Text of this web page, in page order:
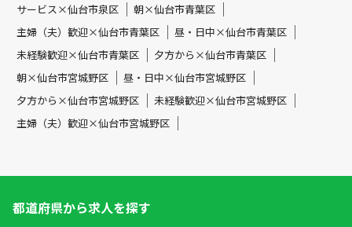
サービス×仙台市泉区
朝×仙台市青葉区
主婦（夫）歓迎×仙台市青葉区
昼・日中×仙台市青葉区
未経験歓迎×仙台市青葉区
夕方から×仙台市青葉区
朝×仙台市宮城野区
昼・日中×仙台市宮城野区
夕方から×仙台市宮城野区
未経験歓迎×仙台市宮城野区
主婦（夫）歓迎×仙台市宮城野区
都道府県から求人を探す